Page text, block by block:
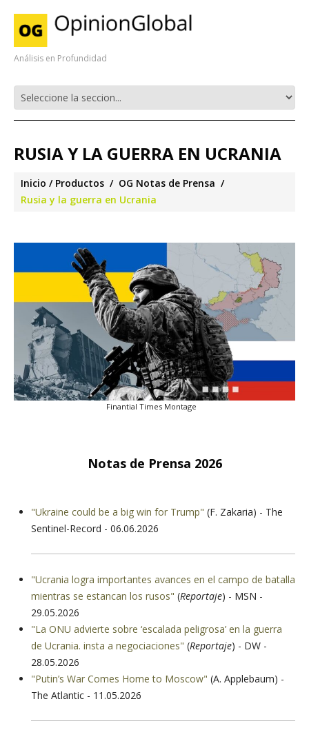
Análisis en Profundidad
RUSIA Y LA GUERRA EN UCRANIA
Inicio Productos
OG Notas de Prensa
Rusia y la guerra en Ucrania
Finantial Times Montage
Notas de Prensa 2026
"Ukraine could be a big win for Trump" (F. Zakaria) - The
Sentinel-Record - 06.06.2026
"Ucrania logra importantes avances en el campo de batalla
mientras se estancan los rusos" (Reportaje) - MSN -
29.05.2026
"La ONU advierte sobre ‘escalada peligrosa’ en la guerra
de Ucrania. insta a negociaciones" (Reportaje) - DW -
28.05.2026
"Putin’s War Comes Home to Moscow" (A. Applebaum) -
The Atlantic - 11.05.2026